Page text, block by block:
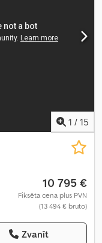
1 / 15
10 795 €
Fiksēta cena plus PVN
(13 494 € bruto)
Zvanīt